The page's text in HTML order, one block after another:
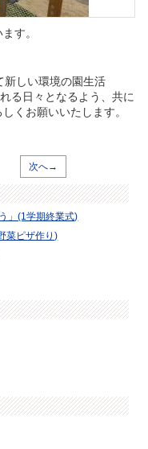
す。
新しい環境の園生活
る日々となるよう、共に
くお願いいたします。
次へ→
」(1学期終業式)
菜ピザ作り)